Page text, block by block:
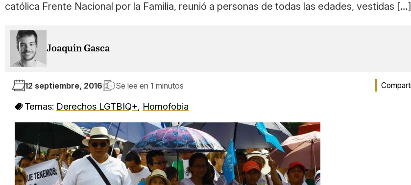
católica Frente Nacional por la Familia, reunió a personas de todas las edades, vestidas […]
Joaquín Gasca
12 septiembre, 2016 Se lee en 1 minutos
Temas: Derechos LGTBIQ+, Homofobia